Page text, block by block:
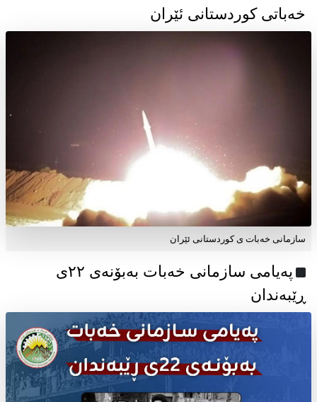
خەباتی کوردستانی ئێران
سازمانی خەبات ی کوردستانی ئێران
پەیامی سازمانی خەبات بەبۆنەی ۲۲ی
ڕێبەندان